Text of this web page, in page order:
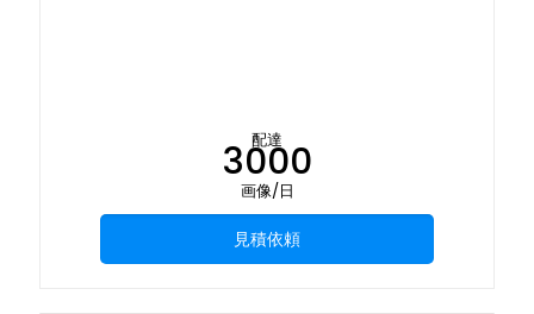
配達
3000
画像/日
見積依頼